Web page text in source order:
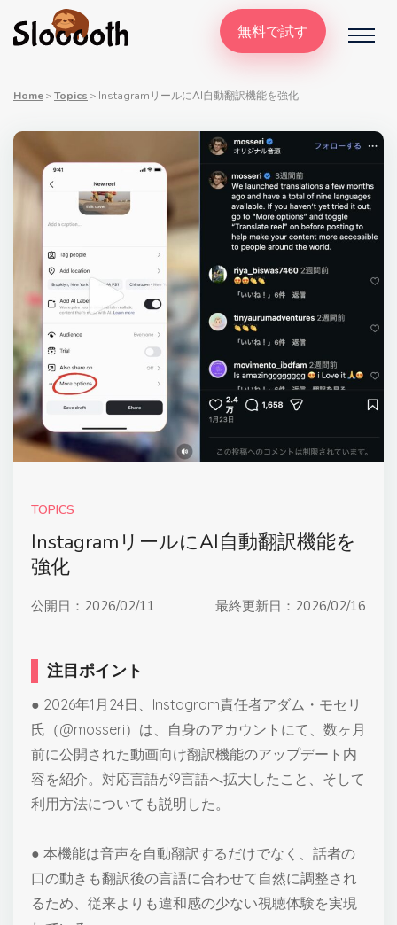
無料で試す
Home＞Topics ＞ InstagramリールにAI自動翻訳機能を強化
TOPICS
InstagramリールにAI自動翻訳機能を
強化
公開日： 2026/02/11 最終更新日： 2026/02/16
注目ポイント
● 2026年1月24日、Instagram責任者アダム・モセリ
氏（@mosseri）は、自身のアカウントにて、数ヶ月
前に公開された動画向け翻訳機能のアップデート内
容を紹介。対応言語が9言語へ拡大したこと、そして
利用方法についても説明した。
● 本機能は音声を自動翻訳するだけでなく、話者の
口の動きも翻訳後の言語に合わせて自然に調整され
るため、従来よりも違和感の少ない視聴体験を実現